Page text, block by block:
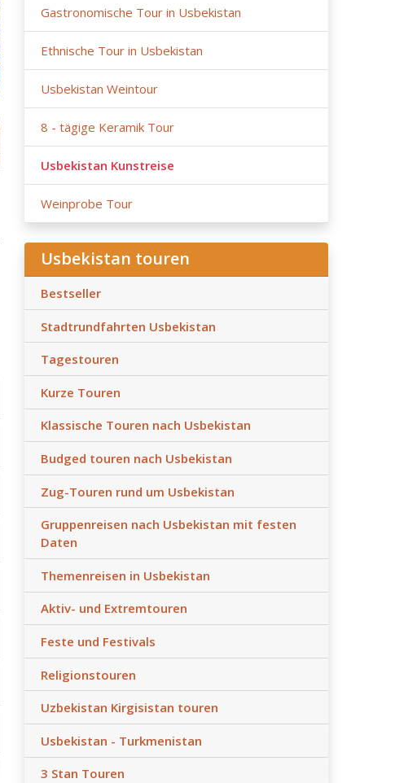
Gastronomische Tour in Usbekistan
Ethnische Tour in Usbekistan
Usbekistan Weintour
8 - tägige Keramik Tour
Usbekistan Kunstreise
Weinprobe Tour
Usbekistan touren
Bestseller
Stadtrundfahrten Usbekistan
Tagestouren
Kurze Touren
Klassische Touren nach Usbekistan
Budged touren nach Usbekistan
Zug-Touren rund um Usbekistan
Gruppenreisen nach Usbekistan mit festen
Daten
Themenreisen in Usbekistan
Aktiv- und Extremtouren
Feste und Festivals
Religionstouren
Uzbekistan Kirgisistan touren
Usbekistan - Turkmenistan
3 Stan Touren